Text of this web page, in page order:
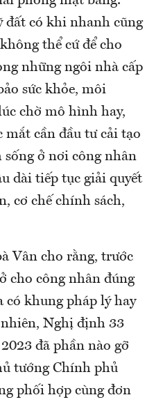
đất có khi nhanh cũng
thể cứ để cho
những ngôi nhà cấp
sức khỏe, môi
chờ mô hình hay,
cần đầu tư cải tạo
ở nơi công nhân
dài tiếp tục giải quyết
cơ chế chính sách,
Vân cho rằng, trước
cho công nhân đúng
có khung pháp lý hay
Nghị định 33
đã phần nào gỡ
tướng Chính phủ
phối hợp cùng đơn